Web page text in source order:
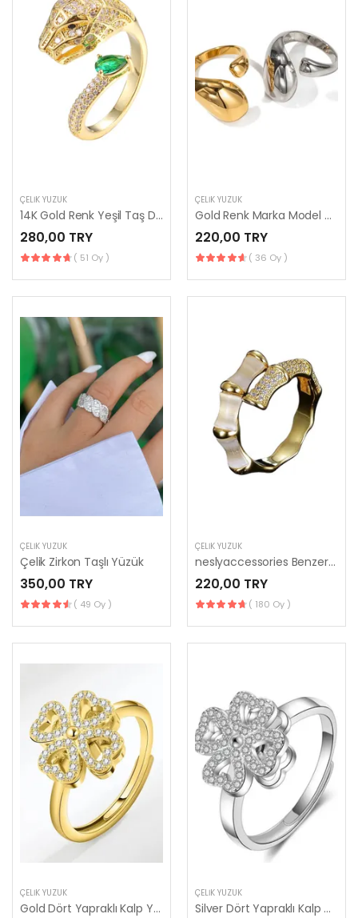
ÇELIK YÜZÜK
14K Gold Renk Yeşil Taş Detaylı Marka Model Kaplan Yüzük
280,00 TRY
( 51 Oy )
ÇELIK YÜZÜK
Gold Renk Marka Model Çelik Yüzük
220,00 TRY
( 36 Oy )
ÇELIK YÜZÜK
Çelik Zirkon Taşlı Yüzük
350,00 TRY
( 49 Oy )
ÇELIK YÜZÜK
neslyaccessories Benzersiz Tasarım Bambu Yüzük
220,00 TRY
( 180 Oy )
ÇELIK YÜZÜK
Gold Dört Yapraklı Kalp Yonca Şans Yüzük
ÇELIK YÜZÜK
Silver Dört Yapraklı Kalp Yonca Şans Yüzük